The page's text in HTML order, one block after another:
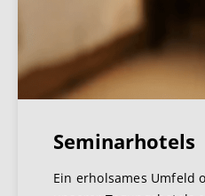
Seminarhotels
Ein erholsames Umfeld